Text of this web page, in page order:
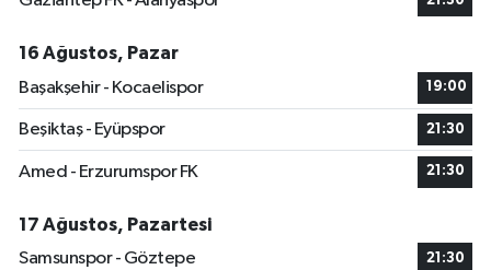
16 Ağustos, Pazar
Başakşehir - Kocaelispor
19:00
Beşiktaş - Eyüpspor 21:30
Amed - Erzurumspor FK 21:30
17 Ağustos, Pazartesi
Samsunspor - Göztepe
21:30